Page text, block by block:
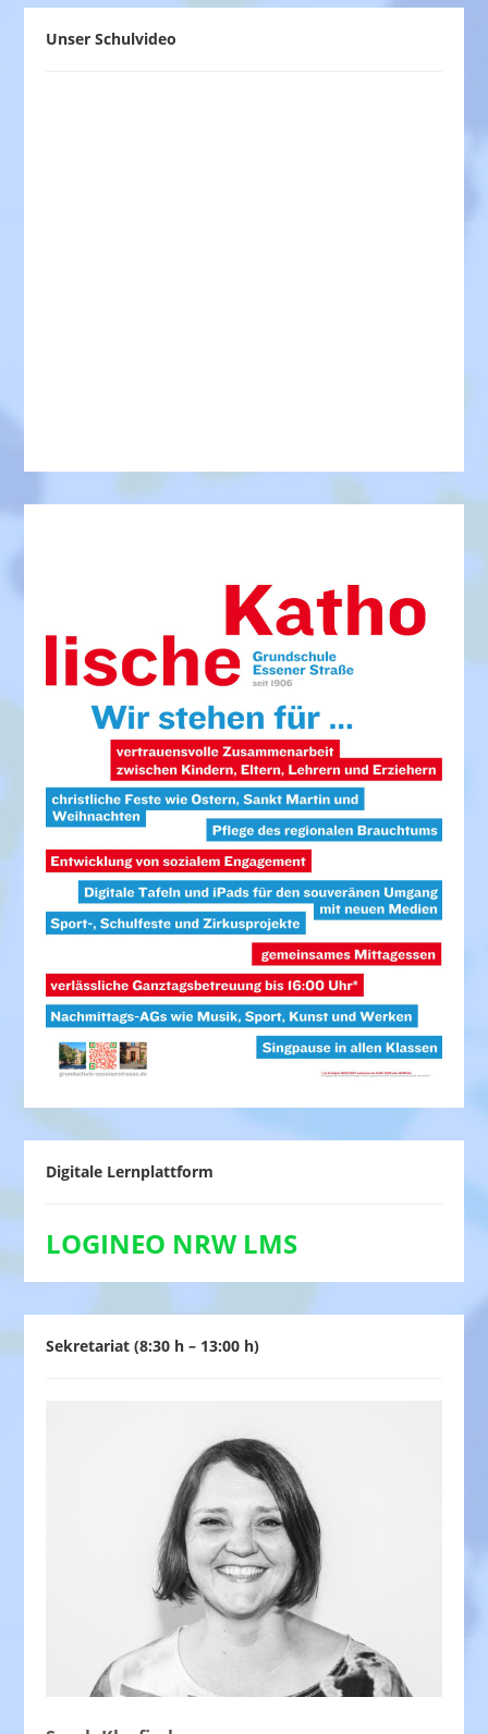
Unser Schulvideo
Digitale Lernplattform
LOGINEO NRW LMS
Sekretariat (8:30 h – 13:00 h)